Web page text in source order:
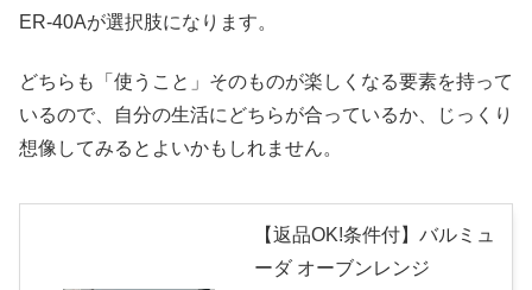
ER-40Aが選択肢になります。
どちらも「使うこと」そのものが楽しくなる要素を持って
いるので、自分の生活にどちらが合っているか、じっくり
想像してみるとよいかもしれません。
【返品OK!条件付】バルミュ
ーダ オーブンレンジ